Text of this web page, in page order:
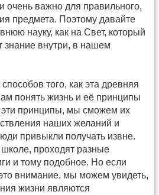
очень важно для правильного,
предмета. Поэтому давайте
науку, как на Свет, который
знание внутри, в нашем
того, как эта древняя
понять жизнь и её принципы
эти принципы, мы сможем их
наших желаний и
привыкли получать извне.
проходят разные
и тому подобное. Но если
внимание, мы можем увидеть,
жизни являются